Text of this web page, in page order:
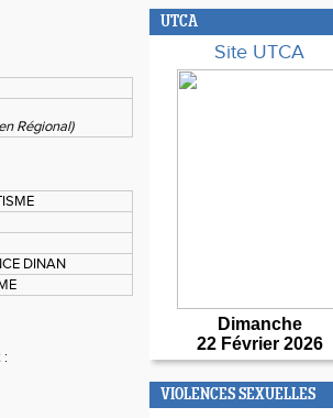
Régional)
DINAN
:
UTCA
Site UTCA
Dimanche
22 Février 2026
VIOLENCES SEXUELLES